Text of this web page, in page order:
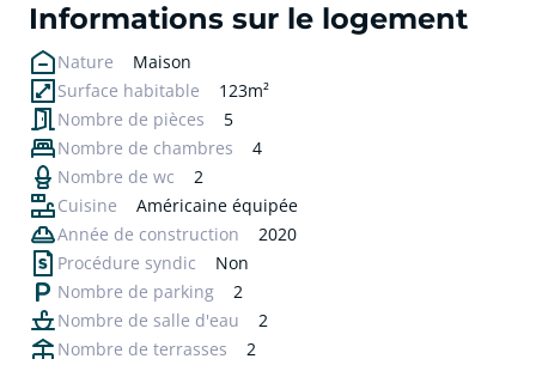
Informations sur le logement
Nature
Maison
Surface habitable
123m²
Nombre de pièces
5
Nombre de chambres
4
Nombre de wc
2
Cuisine
Américaine équipée
Année de construction
2020
Procédure syndic
Non
Nombre de parking
2
Nombre de salle d'eau
2
Nombre de terrasses
2